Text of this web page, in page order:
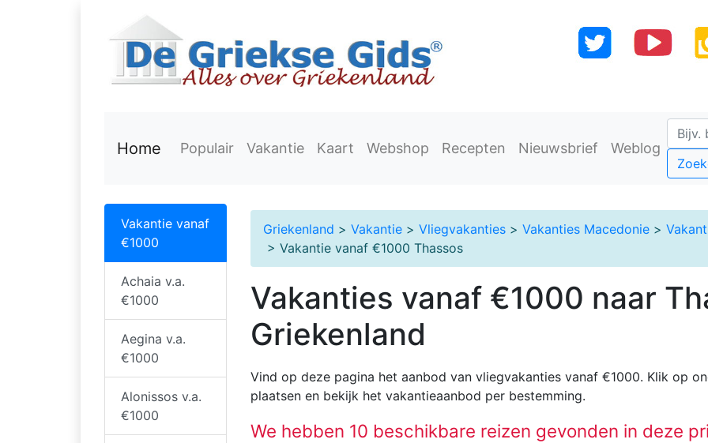
Home Populair Vakantie Kaart Webshop Recepten Nieuwsbrief Weblog
Vakantie vanaf
€1000
Achaia v.a.
€1000
Aegina v.a.
€1000
Alonissos v.a.
€1000
Griekenland > Vakantie > Vliegvakanties > Vakanties Macedonie >
> Vakantie vanaf €1000 Thassos
Vakanties vanaf €1000 naar
Griekenland
Vind op deze pagina het aanbod van vliegvakanties vanaf €1000. Klik op
plaatsen en bekijk het vakantieaanbod per bestemming.
We hebben 10 beschikbare reizen gevonden in deze